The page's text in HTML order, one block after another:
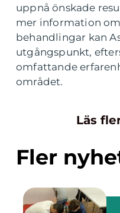
uppnå önskade
mer information
behandlingar kan
utgångspunkt,
omfattande
området.
Läs
Fler